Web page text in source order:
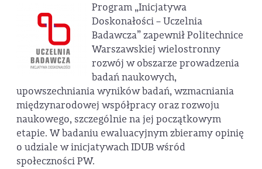
Program „Inicjatywa
Doskonałości – Uczelnia
Badawcza” zapewnił Politechnice
Warszawskiej wielostronny
rozwój w obszarze prowadzenia
badań naukowych,
upowszechniania wyników badań, wzmacniania
międzynarodowej współpracy oraz rozwoju
naukowego, szczególnie na jej początkowym
etapie. W badaniu ewaluacyjnym zbieramy opinię
o udziale w inicjatywach IDUB wśród
społeczności PW.